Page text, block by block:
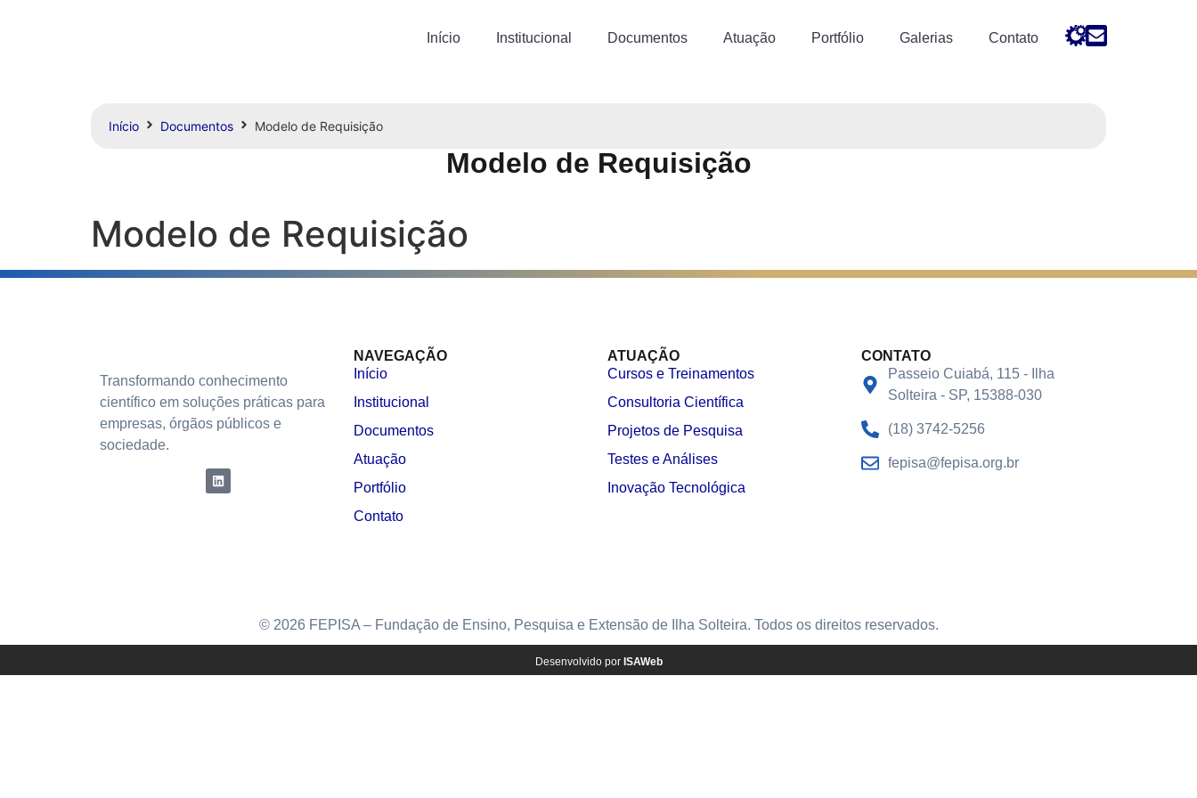
Início Institucional Documentos Atuação Portfólio Galerias Contato
Início Documentos Modelo de Requisição
Modelo de Requisição
Modelo de Requisição
Transformando conhecimento
científico em soluções práticas para
empresas, órgãos públicos e
sociedade.
NAVEGAÇÃO
Início
Institucional
Documentos
Atuação
Portfólio
Contato
ATUAÇÃO
Cursos e Treinamentos
Consultoria Científica
Projetos de Pesquisa
Testes e Análises
Inovação Tecnológica
CONTATO
Passeio Cuiabá, 115 - Ilha
Solteira - SP, 15388-030
(18) 3742-5256
fepisa@fepisa.org.br
© 2026 FEPISA – Fundação de Ensino, Pesquisa e Extensão de Ilha Solteira. Todos os direitos reservados.
Desenvolvido por ISAWeb